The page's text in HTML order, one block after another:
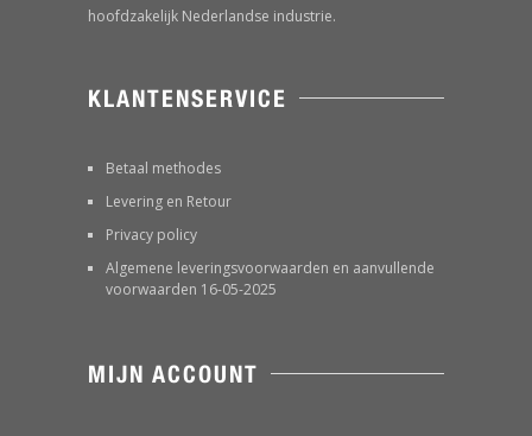
hoofdzakelijk Nederlandse industrie.
KLANTENSERVICE
Betaal methodes
Levering en Retour
Privacy policy
Algemene leveringsvoorwaarden en aanvullende
voorwaarden 16-05-2025
MIJN ACCOUNT